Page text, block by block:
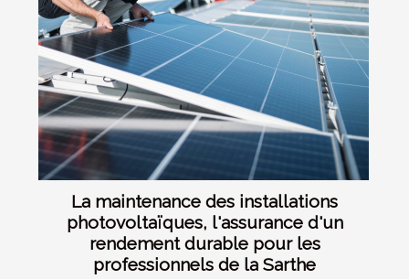
La maintenance des installations
photovoltaïques, l'assurance d'un
rendement durable pour les
professionnels de la Sarthe